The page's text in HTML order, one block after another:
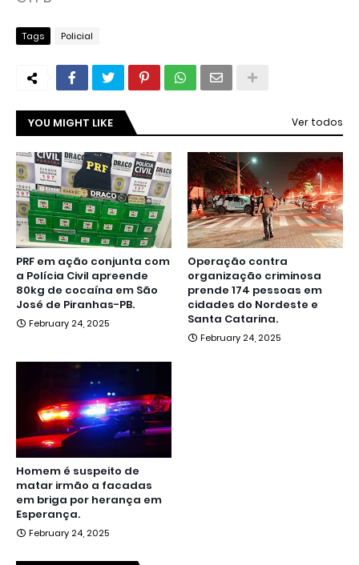
Tags Policial
YOU MIGHT LIKE Ver todos
PRF em ação conjunta com
a Polícia Civil apreende
80kg de cocaína em São
José de Piranhas-PB.
February 24, 2025
Operação contra
organização criminosa
prende 174 pessoas em
cidades do Nordeste e
Santa Catarina.
February 24, 2025
Homem é suspeito de
matar irmão a facadas
em briga por herança em
Esperança.
February 24, 2025